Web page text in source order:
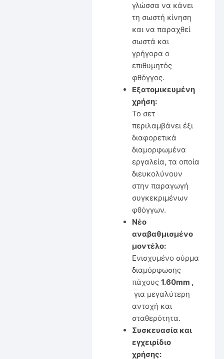
γλώσσα να κάνει
τη σωστή κίνηση
και να παραχθεί
σωστά και
γρήγορα ο
επιθυμητός
φθόγγος.
Εξατομικευμένη
χρήση:
Το σετ
περιλαμβάνει έξι
διαφορετικά
διαμορφωμένα
εργαλεία, τα οποία
διευκολύνουν
στην παραγωγή
συγκεκριμένων
φθόγγων.
Νέο
αναβαθμισμένο
μοντέλο:
Ενισχυμένο σύρμα
διαμόρφωσης
πάχους 1.60mm ,
για μεγαλύτερη
αντοχή και
σταθερότητα.
Συσκευασία και
εγχειρίδιο
χρήσης: